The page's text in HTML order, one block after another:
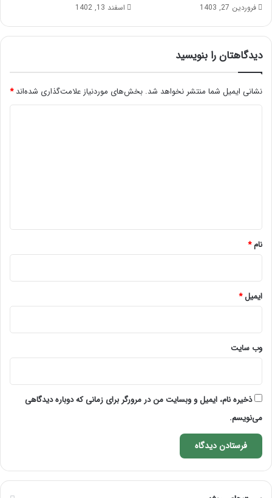
فروردین 27, 1403 اسفند 13, 1402
دیدگاهتان را بنویسید
نشانی ایمیل شما منتشر نخواهد شد. بخش‌های موردنیاز علامت‌گذاری شده‌اند*
نام*
ایمیل*
وب‌ سایت
ذخیره نام، ایمیل و وبسایت من در مرورگر برای زمانی که دوباره دیدگاهی
می‌نویسم.